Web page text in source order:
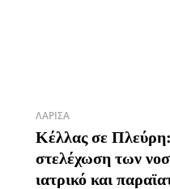
ΛΆΡΙΣΑ
Κέλλας σε
στελέχωση των
ιατρικό και